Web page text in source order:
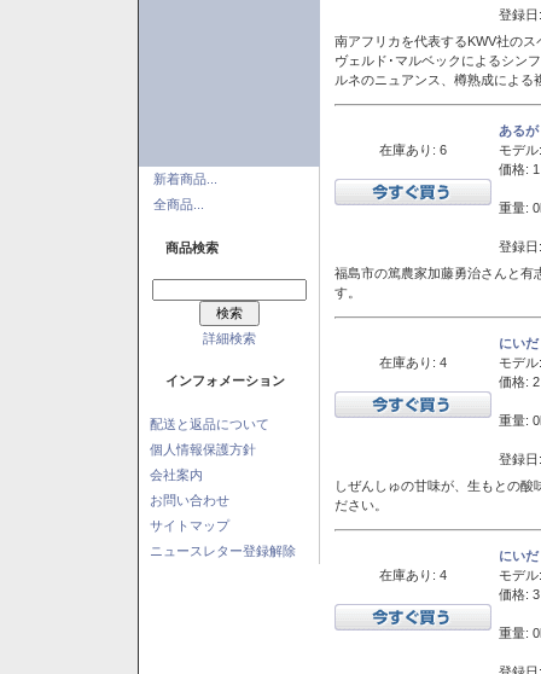
新着商品...
全商品...
商品検索
詳細検索
インフォメーション
配送と返品について
個人情報保護方針
会社案内
お問い合わせ
サイトマップ
ニュースレター登録解除
登録
南アフリカを代表するKWV社の
ヴェルド･マルベックによるシン
ルネのニュアンス、樽熟成によ
在庫あり: 6
ある
モデル:
価格:
重量:
登録
福島市の篤農家加藤勇治さんと有
す。
在庫あり: 4
にい
モデル:
価格:
重量:
登録
しぜんしゅの甘味が、生もとの
ださい。
在庫あり: 4
にい
モデル:
価格:
重量: